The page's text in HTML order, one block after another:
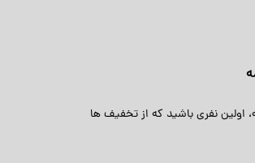
اولین نفری باشید که از تخفیف ها